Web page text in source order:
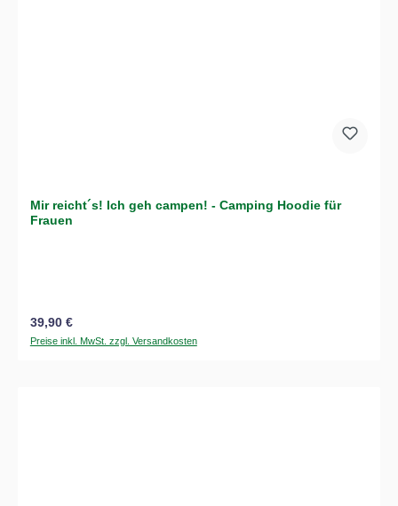
Mir reicht´s! Ich geh campen! - Camping Hoodie für
Frauen
Regulärer Preis:
39,90 €
Preise inkl. MwSt. zzgl. Versandkosten